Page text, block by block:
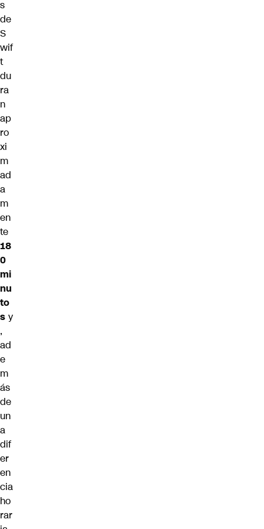
s
de
S
wif
t
du
ra
n
ap
ro
xi
m
ad
a
m
en
te
18
0
mi
nu
to
s y
,
ad
e
m
ás
de
un
a
dif
er
en
cia
ho
rar